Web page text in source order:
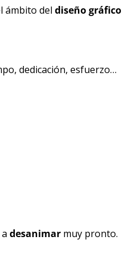
ámbito del diseño gráfico
dedicación, esfuerzo…
desanimar muy pronto.